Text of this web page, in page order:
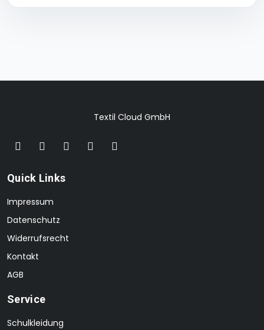
Textil Cloud GmbH
Quick Links
Impressum
Datenschutz
Widerrufsrecht
Kontakt
AGB
Service
Schulkleidung